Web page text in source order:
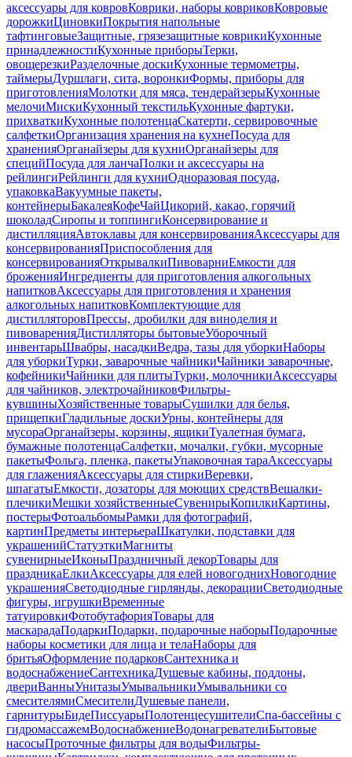
аксессуары для ковровКоврики, наборы ковриковКовровые
дорожкиЦиновкиПокрытия напольные
тафтинговыеЗащитные, грязезащитные коврикиКухонные
принадлежностиКухонные приборыТерки,
овощерезкиРазделочные доскиКухонные термометры,
таймерыДуршлаги, сита, воронкиФормы, приборы для
приготовленияМолотки для мяса, тендерайзерыКухонные
мелочиМискиКухонный текстильКухонные фартуки,
прихваткиКухонные полотенцаСкатерти, сервировочные
салфеткиОрганизация хранения на кухнеПосуда для
храненияОрганайзеры для кухниОрганайзеры для
специйПосуда для ланчаПолки и аксессуары на
рейлингиРейлинги для кухниОдноразовая посуда,
упаковкаВакуумные пакеты,
контейнерыБакалеяКофеЧайЦикорий, какао, горячий
шоколадСиропы и топпингиКонсервирование и
дистилляцияАвтоклавы для консервированияАксессуары для
консервированияПриспособления для
консервированияОткрывалкиПивоварниЕмкости для
броженияИнгредиенты для приготовления алкогольных
напитковАксессуары для приготовления и хранения
алкогольных напитковКомплектующие для
дистилляторовПрессы, дробилки для виноделия и
пивоваренияДистилляторы бытовыеУборочный
инвентарьШвабры, насадкиВедра, тазы для уборкиНаборы
для уборкиТурки, заварочные чайникиЧайники заварочные,
кофейникиЧайники для плитыТурки, молочникиАксессуары
для чайников, электрочайниковФильтры-
кувшиныХозяйственные товарыСушилки для белья,
прищепкиГладильные доскиУрны, контейнеры для
мусораОрганайзеры, корзины, ящикиТуалетная бумага,
бумажные полотенцаСалфетки, мочалки, губки, мусорные
пакетыФольга, пленка, пакетыУпаковочная тараАксессуары
для глаженияАксессуары для стиркиВеревки,
шпагатыЕмкости, дозаторы для моющих средствВешалки-
плечикиМешки хозяйственныеСувенирыКопилкиКартины,
постерыФотоальбомыРамки для фотографий,
картинПредметы интерьераШкатулки, подставки для
украшенийСтатуэткиМагниты
сувенирныеИконыПраздничный декорТовары для
праздникаЕлкиАксессуары для елей новогоднихНовогодние
украшенияСветодиодные гирлянды, декорацииСветодиодные
фигуры, игрушкиВременные
татуировкиФотобутафорияТовары для
маскарадаПодаркиПодарки, подарочные наборыПодарочные
наборы косметики для лица и телаНаборы для
бритьяОформление подарковСантехника и
водоснабжениеСантехникаДушевые кабины, поддоны,
двериВанныУнитазыУмывальникиУмывальники со
смесителямиСмесителиДушевые панели,
гарнитурыБидеПиссуарыПолотенцесушителиСпа-бассейны с
гидромассажемВодоснабжениеВодонагревателиБытовые
насосыПроточные фильтры для водыФильтры-